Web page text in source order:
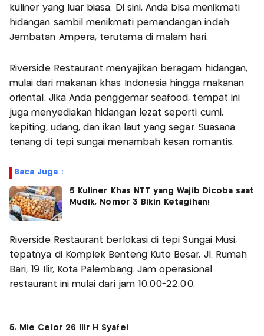
kuliner yang luar biasa. Di sini, Anda bisa menikmati
hidangan sambil menikmati pemandangan indah
Jembatan Ampera, terutama di malam hari.
Riverside Restaurant menyajikan beragam hidangan,
mulai dari makanan khas Indonesia hingga makanan
oriental. Jika Anda penggemar seafood, tempat ini
juga menyediakan hidangan lezat seperti cumi,
kepiting, udang, dan ikan laut yang segar. Suasana
tenang di tepi sungai menambah kesan romantis.
Baca Juga :
5 Kuliner Khas NTT yang Wajib Dicoba saat
Mudik, Nomor 3 Bikin Ketagihan!
Riverside Restaurant berlokasi di tepi Sungai Musi,
tepatnya di Komplek Benteng Kuto Besar, Jl. Rumah
Bari, 19 Ilir, Kota Palembang. Jam operasional
restaurant ini mulai dari jam 10.00-22.00.
5. Mie Celor 26 Ilir H Syafei